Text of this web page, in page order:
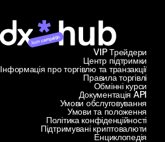
Join campaign
Центр підтримки
Інформація про торгівлю та транзакції
VIP Трейдери
Правила торгівлі
Обмінні курси
Документація API
Умови обслуговування
Умови та положення
Політика конфіденційності
Підтримувані криптовалюти
Енциклопедія